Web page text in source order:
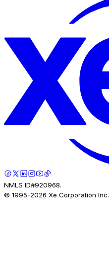
NMLS ID#920968.
© 1995-2026 Xe Corporation Inc.